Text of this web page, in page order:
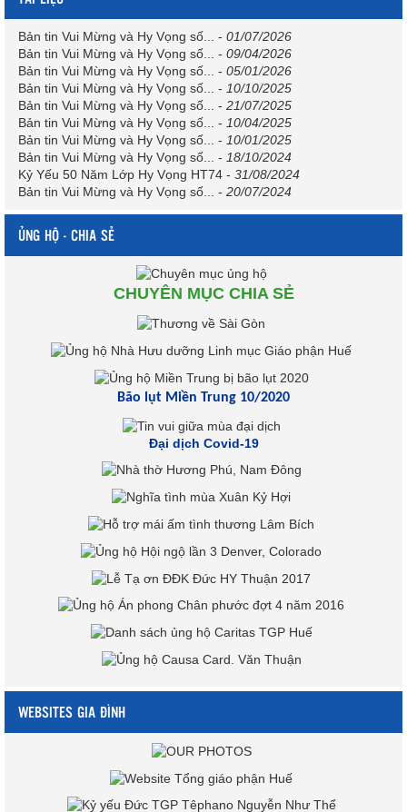
Bản tin Vui Mừng và Hy Vọng số... - 01/07/2026
Bản tin Vui Mừng và Hy Vọng số...
- 09/04/2026
Bản tin Vui Mừng và Hy Vọng số...
- 05/01/2026
Bản tin Vui Mừng và Hy Vọng số...
- 10/10/2025
Bản tin Vui Mừng và Hy Vọng số...
- 21/07/2025
Bản tin Vui Mừng và Hy Vọng số...
- 10/04/2025
Bản tin Vui Mừng và Hy Vọng số...
- 10/01/2025
Bản tin Vui Mừng và Hy Vọng số...
- 18/10/2024
Kỷ Yếu 50 Năm Lớp Hy Vọng HT74 - 31/08/2024
Bản tin Vui Mừng và Hy Vọng số...
- 20/07/2024
ỦNG HỘ - CHIA SẺ
CHUYÊN MỤC CHIA SẺ
Bão lụt Miền Trung 10/2020
Đại dịch Covid-19
WEBSITES GIA ĐÌNH